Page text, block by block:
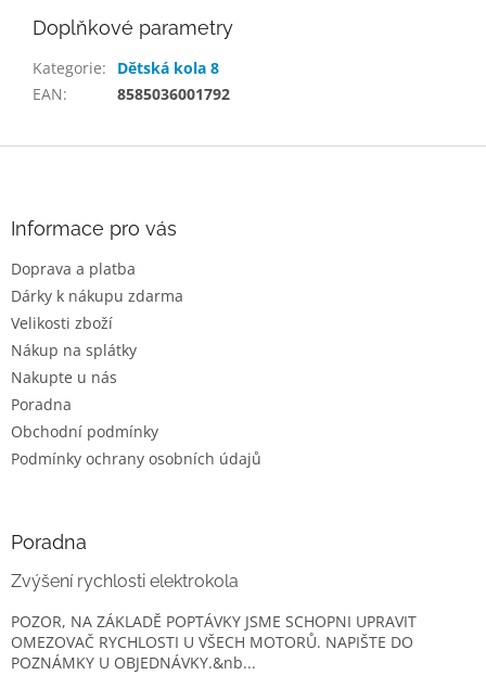
Doplňkové parametry
Kategorie:
Dětská kola 8
EAN: 8585036001792
Informace pro vás
Doprava a platba
Dárky k nákupu zdarma
Velikosti zboží
Nákup na splátky
Nakupte u nás
Poradna
Obchodní podmínky
Podmínky ochrany osobních údajů
Poradna
Zvýšení rychlosti elektrokola
POZOR, NA ZÁKLADĚ POPTÁVKY JSME SCHOPNI UPRAVIT
OMEZOVAČ RYCHLOSTI U VŠECH MOTORŮ. NAPIŠTE DO
POZNÁMKY U OBJEDNÁVKY.&nb...